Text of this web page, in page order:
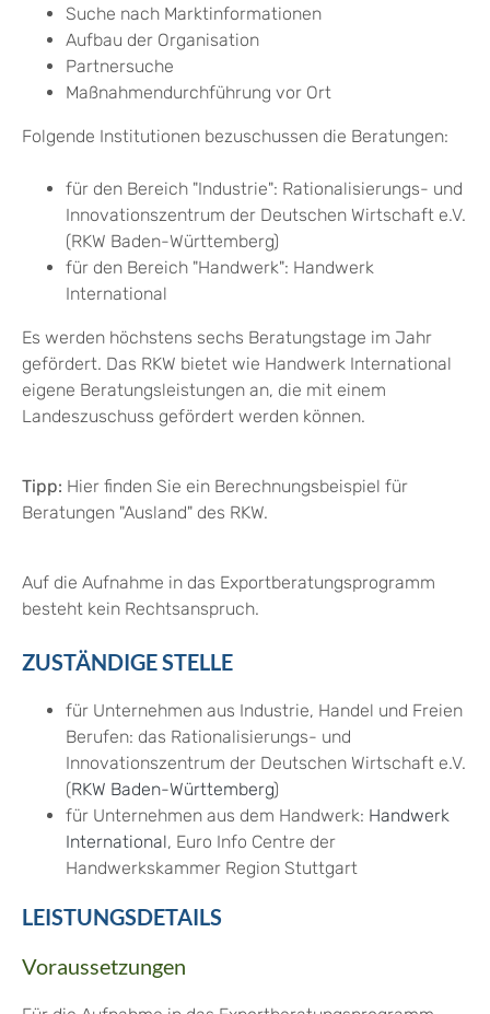
Suche nach Marktinformationen
Aufbau der Organisation
Partnersuche
Maßnahmendurchführung vor Ort
Folgende Institutionen bezuschussen die Beratungen:
für den Bereich "Industrie": Rationalisierungs- und
Innovationszentrum der Deutschen Wirtschaft e.V.
(RKW Baden-Württemberg)
für den Bereich "Handwerk": Handwerk
International
Es werden höchstens sechs Beratungstage im Jahr
gefördert. Das RKW bietet wie Handwerk International
eigene Beratungsleistungen an, die mit einem
Landeszuschuss gefördert werden können.
Tipp: Hier finden Sie ein Berechnungsbeispiel für
Beratungen "Ausland" des RKW.
Auf die Aufnahme in das Exportberatungsprogramm
besteht kein Rechtsanspruch.
ZUSTÄNDIGE STELLE
für Unternehmen aus Industrie, Handel und Freien
Berufen: das Rationalisierungs- und
Innovationszentrum der Deutschen Wirtschaft e.V.
(RKW Baden-Württemberg)
für Unternehmen aus dem Handwerk: Handwerk
International, Euro Info Centre der
Handwerkskammer Region Stuttgart
LEISTUNGSDETAILS
Voraussetzungen